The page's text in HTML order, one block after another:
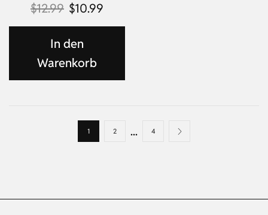
$12.99 $10.99
In den
Warenkorb
1 2 ... 4